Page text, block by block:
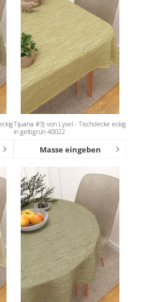
Tijuana #3J von Lysel - Tischdecke eckig
in gelbgrün 40022
Masse eingeben